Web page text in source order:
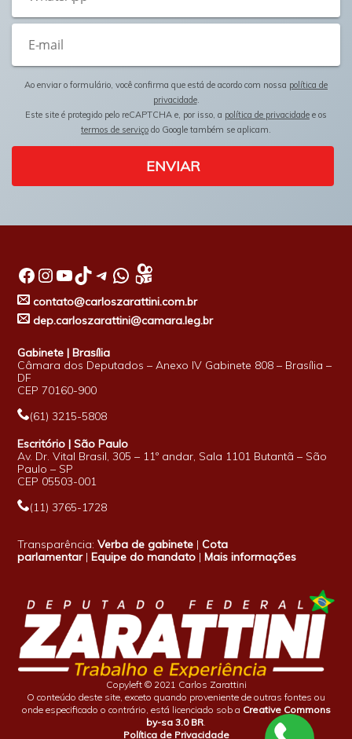
Ao enviar o formulário, você confirma que está de acordo com nossa política de
privacidade.
Este site é protegido pelo reCAPTCHA e, por isso, a política de privacidade e os
termos de serviço do Google também se aplicam.
ENVIAR
Facebook InstagramYoutube TikTok Telegram WhatsApp
contato@carloszarattini.com.br
dep.carloszarattini@camara.leg.br
Gabinete | Brasília
Câmara dos Deputados – Anexo IV Gabinete 808 – Brasília –
DF
CEP 70160-900
(61) 3215-5808
Escritório | São Paulo
Av. Dr. Vital Brasil, 305 – 11º andar, Sala 1101 Butantã – São
Paulo – SP
CEP 05503-001
(11) 3765-1728
Transparência:Verba de gabinete |Cota
parlamentar|Equipe do mandato |Mais informações
Copyleft © 2021 Carlos Zarattini
O conteúdo deste site, exceto quando proveniente de outras fontes ou
onde especificado o contrário, está licenciado sob a Creative Commons
by-sa 3.0 BR
Política de Privacidade